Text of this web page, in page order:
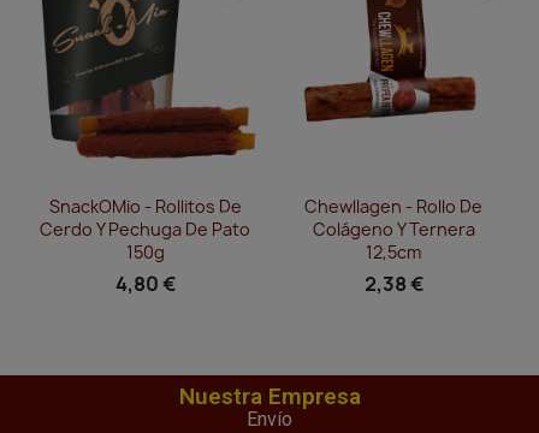
Vista rápida
SnackOMio - Rollitos De
Cerdo Y Pechuga De Pato
150g
4,80 €
Vista rápida
Chewllagen - Rollo De
Colágeno Y Ternera
12,5cm
2,38 €
Nuestra Empresa
Envío